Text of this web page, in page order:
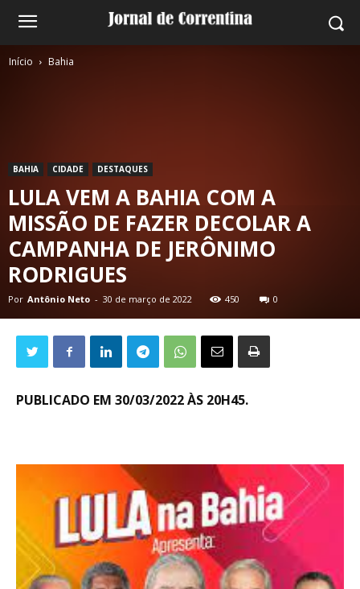
Início Bahia
BAHIA CIDADE DESTAQUES
LULA VEM A BAHIA COM A
MISSÃO DE FAZER DECOLAR A
CAMPANHA DE JERÔNIMO
RODRIGUES
Por Antônio Neto - 30 de março de 2022 450 0
PUBLICADO EM 30/03/2022 ÀS 20H45.